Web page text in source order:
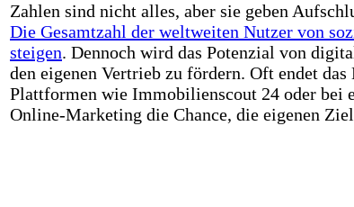
Zahlen sind nicht alles, aber sie geben
Die Gesamtzahl der weltweiten Nutzer von
steigen. Dennoch wird das Potenzial von
den eigenen Vertrieb zu fördern. Oft endet
Plattformen wie Immobilienscout 24 oder bei
Online-Marketing die Chance, die eigenen